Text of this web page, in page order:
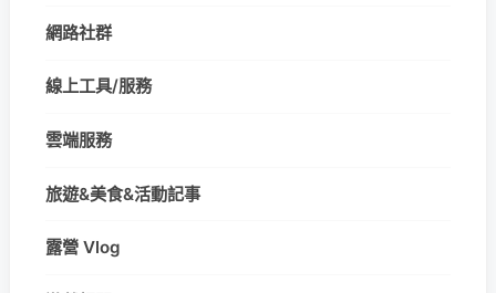
網路社群
線上工具/服務
雲端服務
旅遊&美食&活動記事
露營 Vlog